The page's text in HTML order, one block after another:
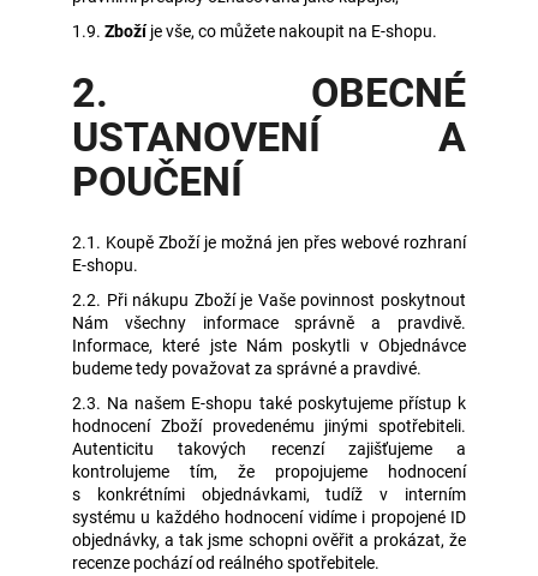
1.9. Zbožíje vše, co můžete nakoupit na E-shopu.
2. OBECNÉ
USTANOVENÍ A
POUČENÍ
2.1. Koupě Zboží je možná jen přes webové rozhraní
E-shopu.
2.2. Při nákupu Zboží je Vaše povinnost poskytnout
Nám všechny informace správně a pravdivě.
Informace, které jste Nám poskytli v Objednávce
budeme tedy považovat za správné a pravdivé.
2.3. Na našem E-shopu také poskytujeme přístup k
hodnocení Zboží provedenému jinými spotřebiteli.
Autenticitu takových recenzí zajišťujeme a
kontrolujeme tím, že propojujeme hodnocení
s konkrétními objednávkami, tudíž v interním
systému u každého hodnocení vidíme i propojené ID
objednávky, a tak jsme schopni ověřit a prokázat, že
recenze pochází od reálného spotřebitele.